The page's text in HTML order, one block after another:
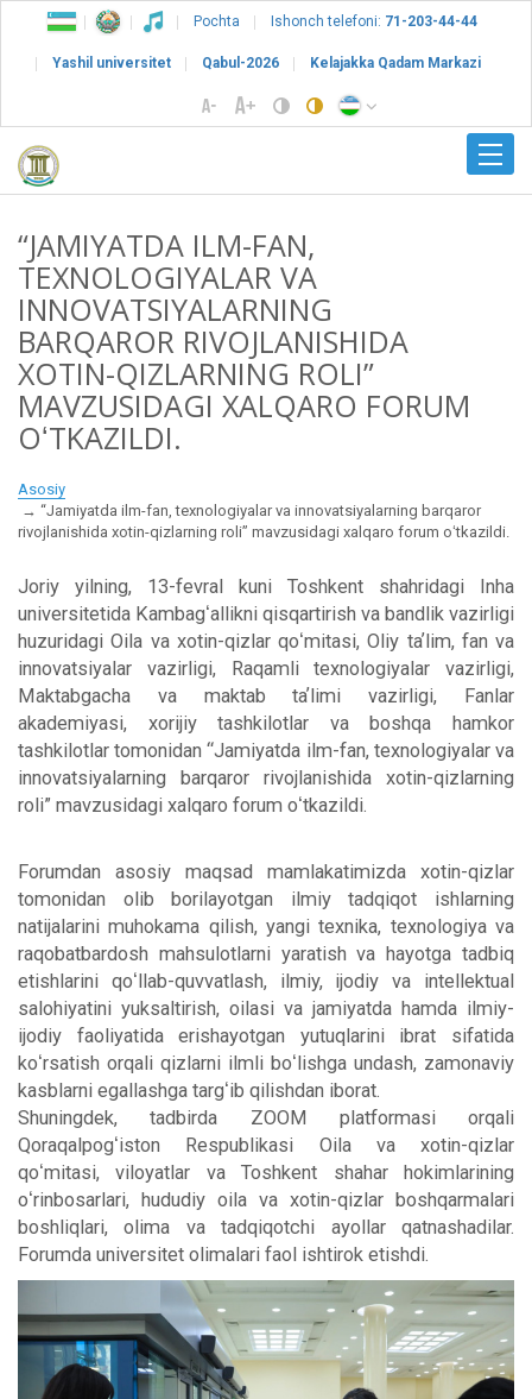
Pochta Ishonch telefoni: 71-203-44-44
Yashil universitet Qabul-2026 Kelajakka Qadam Markazi
“JAMIYATDA ILM-FAN,
TEXNOLOGIYALAR VA
INNOVATSIYALARNING
BARQAROR RIVOJLANISHIDA
XOTIN-QIZLARNING ROLI”
MAVZUSIDAGI XALQARO FORUM
OʻTKAZILDI.
Asosiy
“Jamiyatda ilm-fan, texnologiyalar va innovatsiyalarning barqaror
rivojlanishida xotin-qizlarning roli” mavzusidagi xalqaro forum oʻtkazildi.
Joriy yilning, 13-fevral kuni Toshkent shahridagi Inha
universitetida Kambagʻallikni qisqartirish va bandlik vazirligi
huzuridagi Oila va xotin-qizlar qoʻmitasi, Oliy taʼlim, fan va
innovatsiyalar vazirligi, Raqamli texnologiyalar vazirligi,
Maktabgacha va maktab taʼlimi vazirligi, Fanlar
akademiyasi, xorijiy tashkilotlar va boshqa hamkor
tashkilotlar tomonidan “Jamiyatda ilm-fan, texnologiyalar va
innovatsiyalarning barqaror rivojlanishida xotin-qizlarning
roli” mavzusidagi xalqaro forum oʻtkazildi.
Forumdan asosiy maqsad mamlakatimizda xotin-qizlar
tomonidan olib borilayotgan ilmiy tadqiqot ishlarning
natijalarini muhokama qilish, yangi texnika, texnologiya va
raqobatbardosh mahsulotlarni yaratish va hayotga tadbiq
etishlarini qoʻllab-quvvatlash, ilmiy, ijodiy va intellektual
salohiyatini yuksaltirish, oilasi va jamiyatda hamda ilmiy-
ijodiy faoliyatida erishayotgan yutuqlarini ibrat sifatida
koʻrsatish orqali qizlarni ilmli boʻlishga undash, zamonaviy
kasblarni egallashga targʻib qilishdan iborat.
Shuningdek, tadbirda ZOOM platformasi orqali
Qoraqalpogʻiston Respublikasi Oila va xotin-qizlar
qoʻmitasi, viloyatlar va Toshkent shahar hokimlarining
oʻrinbosarlari, hududiy oila va xotin-qizlar boshqarmalari
boshliqlari, olima va tadqiqotchi ayollar qatnashadilar.
Forumda universitet olimalari faol ishtirok etishdi.